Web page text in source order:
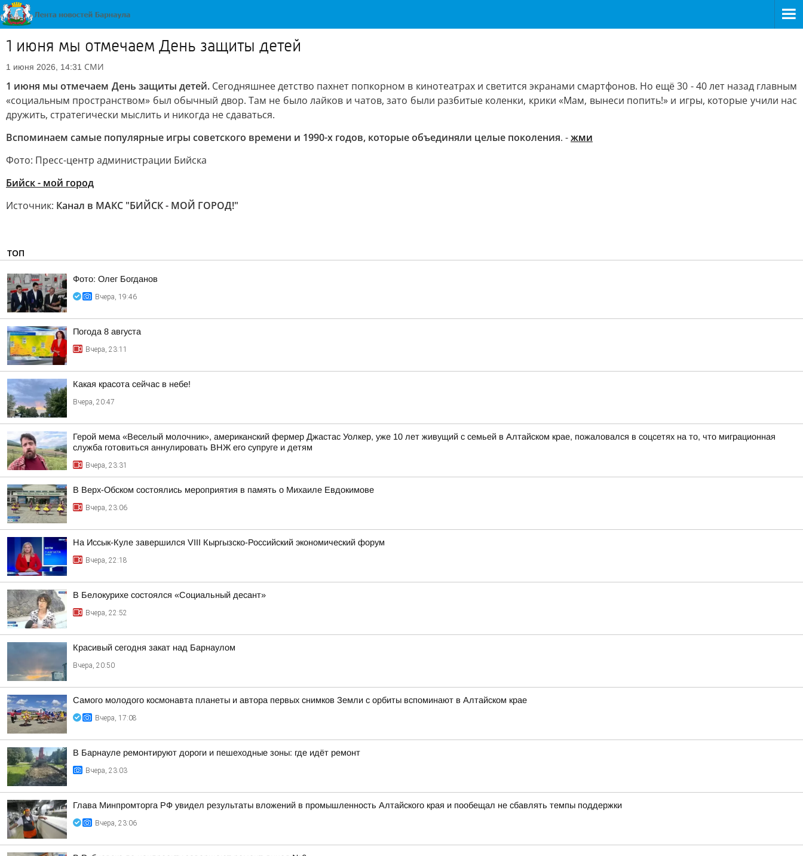
1 июня мы отмечаем День защиты детей
1 июня 2026, 14:31 СМИ
1 июня мы отмечаем День защиты детей.Сегодняшнее детство пахнет попкорном в кинотеатрах и светится экранами смартфонов. Но ещё 30 - 40 лет назад главным
«социальным пространством» был обычный двор. Там не было лайков и чатов, зато были разбитые коленки, крики «Мам, вынеси попить!» и игры, которые учили нас
дружить, стратегически мыслить и никогда не сдаваться.
Вспоминаем самые популярные игры советского времени и 1990-х годов, которые объединяли целые поколения. -жми
Фото: Пресс-центр администрации Бийска
Бийск - мой город
Источник: Канал в МАКС "БИЙСК - МОЙ ГОРОД!"
ТОП
Фото: Олег Богданов
Вчера, 19:46
Погода 8 августа
Вчера, 23:11
Какая красота сейчас в небе!
Вчера, 20:47
Герой мема «Веселый молочник», американский фермер Джастас Уолкер, уже 10 лет живущий с семьей в Алтайском крае, пожаловался в соцсетях на то, что миграционная
служба готовиться аннулировать ВНЖ его супруге и детям
Вчера, 23:31
В Верх-Обском состоялись мероприятия в память о Михаиле Евдокимове
Вчера, 23:06
На Иссык-Куле завершился VIII Кыргызско-Российский экономический форум
Вчера, 22:18
В Белокурихе состоялся «Социальный десант»
Вчера, 22:52
Красивый сегодня закат над Барнаулом
Вчера, 20:50
Самого молодого космонавта планеты и автора первых снимков Земли с орбиты вспоминают в Алтайском крае
Вчера, 17:08
В Барнауле ремонтируют дороги и пешеходные зоны: где идёт ремонт
Вчера, 23:03
Глава Минпромторга РФ увидел результаты вложений в промышленность Алтайского края и пообещал не сбавлять темпы поддержки
Вчера, 23:06